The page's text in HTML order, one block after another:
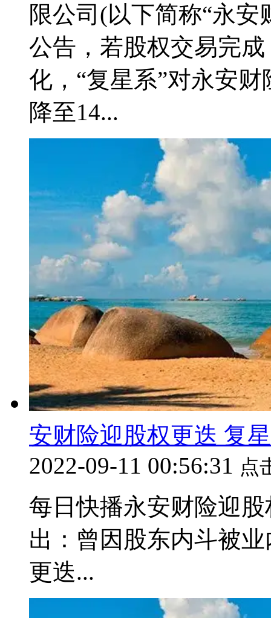
限公司(以下简称“永
公告，若股权交易完
化，“复星系”对永安
降至14...
安财险迎股权更迭 复
2022-09-11 00:56:31 点
每日快播永安财险迎
出：曾因股东内斗被
更迭...